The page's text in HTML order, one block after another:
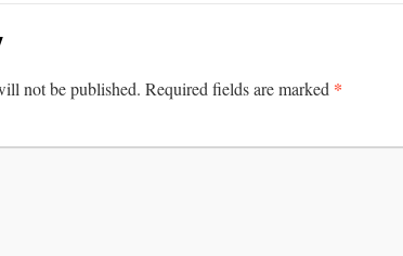
not be published. Required fields are marked *